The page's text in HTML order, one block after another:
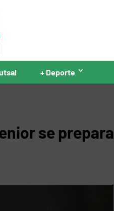
+ Deporte
se prepara